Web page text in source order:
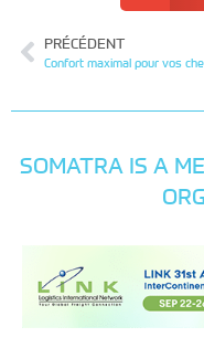
PRÉCÉDENT
Confort maximal pour vos
SOMATRA IS A